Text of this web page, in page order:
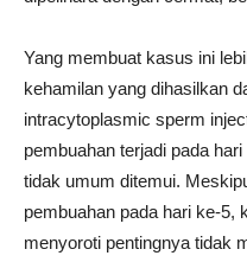
Yang membuat kasus ini
kehamilan yang dihasilkan
intracytoplasmic sperm
pembuahan terjadi pada
tidak umum ditemui.
pembuahan pada hari ke-5,
menyoroti pentingnya tidak